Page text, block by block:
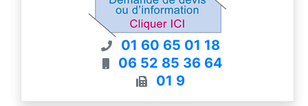
01 60 65 01 18
06 52 85 36 64
01 9